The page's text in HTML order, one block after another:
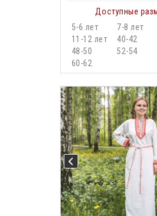
Доступные
5-6 лет
7-8 лет
11-12 лет
40-42
48-50
52-54
60-62